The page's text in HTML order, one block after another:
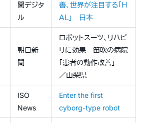
聞デジタ
ル
善、世界が注目する「Ｈ
ＡＬ」 日本
朝日新
聞
ロボットスーツ、リハビ
リに効果 笛吹の病院
「患者の動作改善」
／山梨県
ISO
News
Enter the first
cyborg-type robot